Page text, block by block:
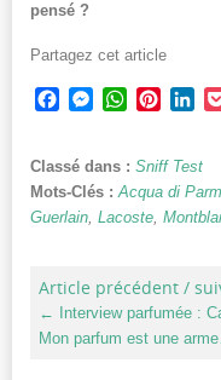
pensé ?
Partagez cet article
Facebook
Messenger
WhatsApp
Classé dans : Sniff Test
Mots-Clés :Acqua di
Guerlain, Lacoste,
Article précédent /
←
Interview parfumée :
Mon parfum est une